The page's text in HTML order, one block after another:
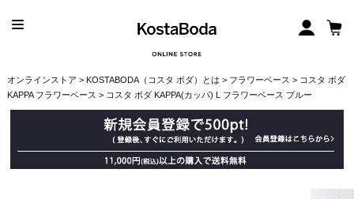
オンラインストア > KOSTABODA（コスタ ボダ）とは > フラワーベース > コスタ ボダ
KAPPA フラワーベース > コスタ ボダ KAPPA(カッパ) L フラワーベース ブルー